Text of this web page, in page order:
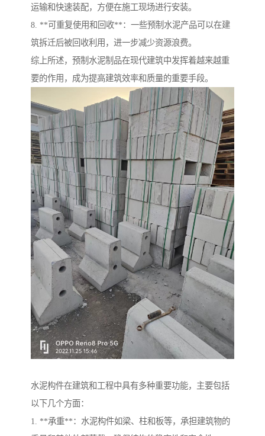
运输和快速装配，方便在施工现场进行安装。
8. **可重复使用和回收**：一些预制水泥产品可以在建
筑拆迁后被回收利用，进一步减少资源浪费。
综上所述，预制水泥制品在现代建筑中发挥着越来越重
要的作用，成为提高建筑效率和质量的重要手段。
水泥构件在建筑和工程中具有多种重要功能，主要包括
以下几个方面：
1. **承重**：水泥构件如梁、柱和板等，承担建筑物的